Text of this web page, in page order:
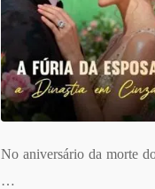
No aniversário da morte